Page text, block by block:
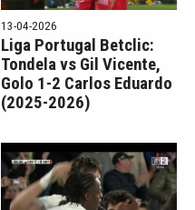
13-04-2026
Liga Portugal Betclic:
Tondela vs Gil Vicente,
Golo 1-2 Carlos Eduardo
(2025-2026)